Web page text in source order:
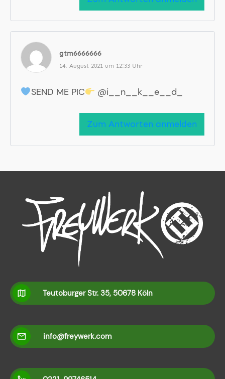
gtm6666666
14. August 2021 um 12:33 Uhr
SEND ME PIC @i__n__k__e__d_
Zum Antworten anmelden
Teutoburger Str. 35, 50678 Köln
info@freywerk.com